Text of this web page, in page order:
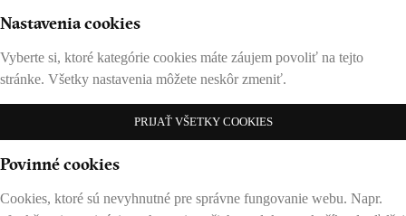
Nastavenia cookies
Vyberte si, ktoré kategórie cookies máte záujem povoliť na tejto
stránke. Všetky nastavenia môžete neskôr zmeniť.
PRIJAŤ VŠETKY COOKIES
Povinné cookies
Cookies, ktoré sú nevyhnutné pre správne fungovanie webu. Napr.